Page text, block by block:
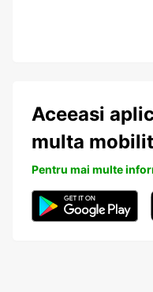
Aceeasi
multa
Pentru mai multe